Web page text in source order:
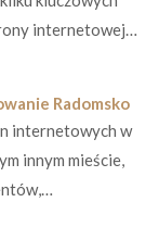
internetowej…
Radomsko
internetowych w
innym mieście,